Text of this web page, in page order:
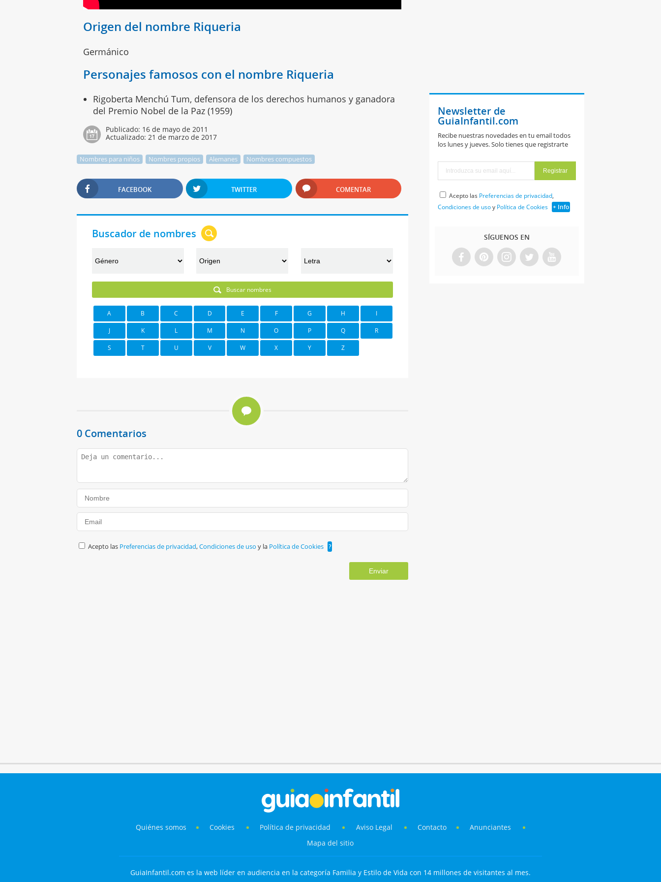
Origen del nombre Riqueria
Germánico
Personajes famosos con el nombre Riqueria
Rigoberta Menchú Tum, defensora de los derechos humanos y ganadora
del Premio Nobel de la Paz (1959)
Publicado: 16 de mayo de 2011
Actualizado: 21 de marzo de 2017
Nombres para niños Nombres propios Alemanes Nombres compuestos
FACEBOOK TWITTER COMENTAR
Buscador de nombres
Buscar nombres
A B C D E F G H I
J K L M N O P Q R
S T U V W X Y Z
0 Comentarios
Acepto las Preferencias de privacidad,Condiciones de uso y la Política de Cookies ?
Enviar
Newsletter de
GuiaInfantil.com
Recibe nuestras novedades en tu email todos
los lunes y jueves. Solo tienes que registrarte
Acepto las Preferencias de privacidad,
Condiciones de usoy Política de Cookies + Info
SÍGUENOS EN
Quiénes somos Cookies Política de privacidad Aviso Legal Contacto
Anunciantes
Mapa del sitio
GuiaInfantil.com es la web líder en audiencia en la categoría Familia y Estilo de Vida con 14 millones de visitantes al mes.